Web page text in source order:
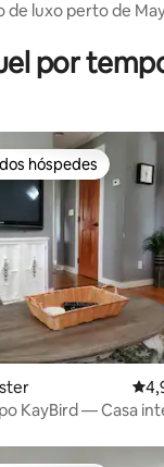
de 5, 225 avaliações
luxo perto de
por
de 5, 33 avaliações
preferidos dos
hóspedes
KayBird — Casa